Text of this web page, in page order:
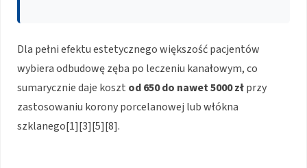
Dla pełni efektu estetycznego większość pacjentów
wybiera odbudowę zęba po leczeniu kanałowym, co
sumarycznie daje koszt od 650 do nawet 5000 złprzy
zastosowaniu korony porcelanowej lub włókna
szklanego[1][3][5][8].